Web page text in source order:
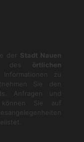
der Stadt Nauen
des örtlichen
zu
Sie den
Anfragen und
können Sie auf